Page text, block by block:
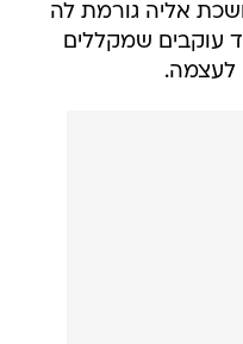
אליה גורמת לה
עוקבים שמקללים
לעצמה.